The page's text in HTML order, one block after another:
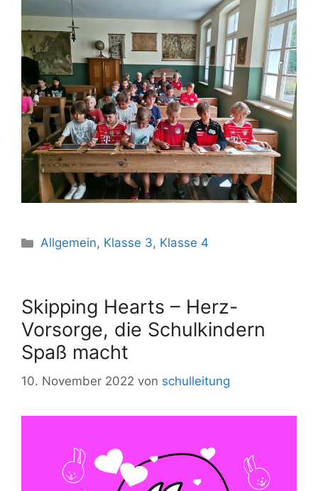
Allgemein, Klasse 3, Klasse 4
Skipping Hearts – Herz-
Vorsorge, die Schulkindern
Spaß macht
10. November 2022 von schulleitung